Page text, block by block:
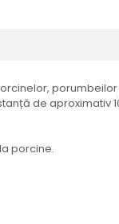
porumbeilor
de
porcine.